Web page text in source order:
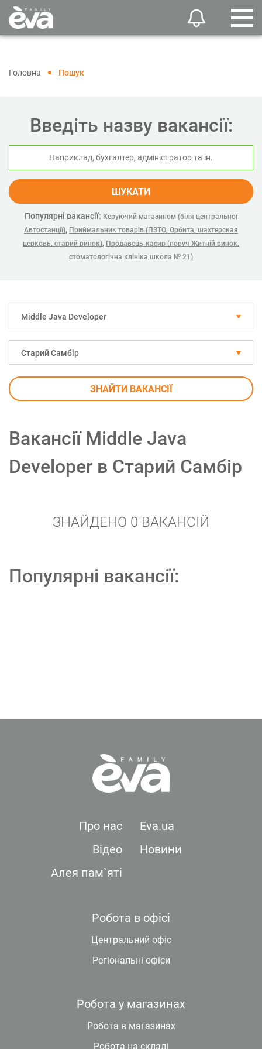
Головна Пошук
Введіть назву вакансії:
ШУКАТИ
Популярні вакансії: Керуючий магазином (біля центральної
Автостанції), Приймальник товарів (ПЗТО, Орбита, шахтерская
церковь, старий ринок), Продавець-касир (поруч Житній ринок,
стоматологічна клініка,школа № 21)
Middle Java Developer
Старий Самбір
ЗНАЙТИ ВАКАНСІЇ
Вакансії Middle Java
Developer в Старий Самбір
ЗНАЙДЕНО 0 ВАКАНСІЙ
Популярні вакансії:
Про нас
Eva.ua
Відео
Новини
Алея пам`яті
Робота в офісі
Центральний офіс
Регіональні офіси
Робота у магазинах
Робота в магазинах
Робота на складі